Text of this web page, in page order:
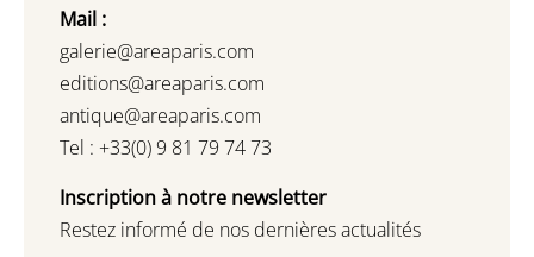
Mail :
galerie@areaparis.com
editions@areaparis.com
antique@areaparis.com
Tel : +33(0) 9 81 79 74 73
Inscription à notre newsletter
Restez informé de nos dernières actualités